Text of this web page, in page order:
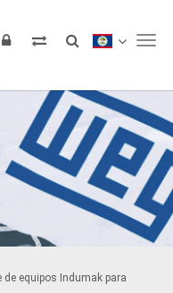
equipos Indumak para